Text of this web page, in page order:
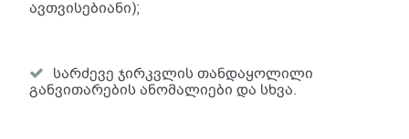
ავთვისებიანი);
სარძევე ჯირკვლის თანდაყოლილი
განვითარების ანომალიები და სხვა.